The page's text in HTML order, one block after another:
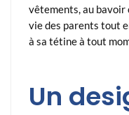
vêtements, au bavoir
vie des parents tout
à sa tétine à tout
Un